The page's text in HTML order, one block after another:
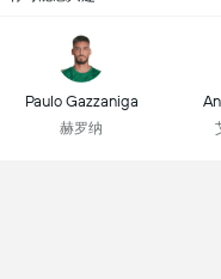
Paulo Gazzaniga
赫罗纳